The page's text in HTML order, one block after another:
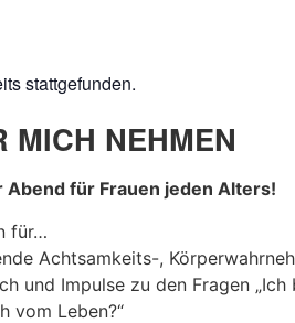
stattgefunden.
MICH NEHMEN
für Frauen jeden Alters!
für…
Achtsamkeits-,
und Impulse zu den Fragen
vom Leben?“